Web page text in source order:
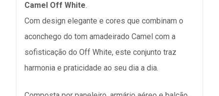
Camel Off White.
Com design elegante e cores que combinam o
aconchego do tom amadeirado Camel com a
sofisticação do Off White, este conjunto traz
harmonia e praticidade ao seu dia a dia.